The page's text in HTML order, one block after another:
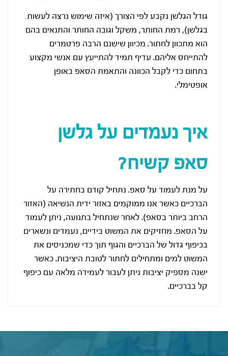
גודל הגלשן נקבע לפי הצורך (איזה שימוש נרצה לעשות
בגלשן), רמת החותר, משקל וגובה החותר והתנאים בהם
הוא מתכוון לחתור. מכיוון שישנם הרבה פרטמרים
להתייחס אליהם. עדיף תמיד להתייעץ עם אנשי מקצוע
בתחום כדי לקבל הכוונה והתאמת הסאפ באופן
אופטימלי.
איך נעמדים על גלשן
סאפ קשיח?
על מנת לעמוד על סאפ. נתחיל קודם בחתירה על
הברכיים כאשר אנו ממוקמים באזור ידית הנשיאה (האזור
הרחב ביותר בסאפ). לאחר שנתחיל בתנועה, ניתן לעמוד
על הסאפ. מחזיקים את המשוט בידיים, נעמדים ונשארים
בכיפוף גדול של הברכיים והגוף תוך כדי שמכניסים את
המשוט למים ומתחילים לחתור לטובת היציבות. כאשר
ישנה מספיק יציבות ניתן לעבור לעמידה מלאה עם כיפוף
קל בברכיים.